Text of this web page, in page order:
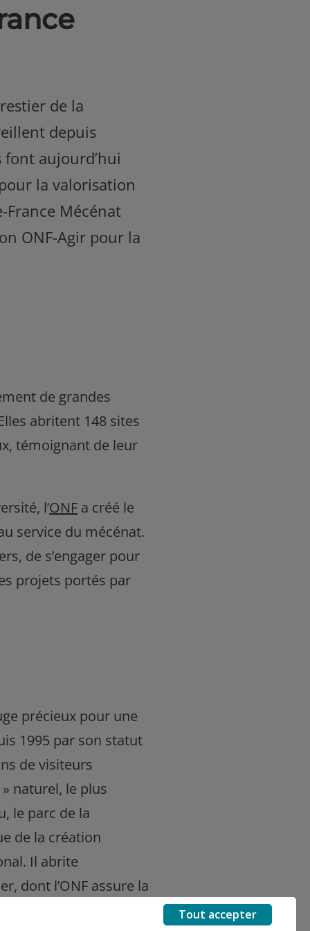
de la
depuis
aujourd’hui
la valorisation
Mécénat
ONF-Agir pour la
de grandes
abritent 148 sites
témoignant de leur
l’ONF a créé le
service du mécénat.
de s’engager pour
projets portés par
précieux pour une
1995 par son statut
de visiteurs
naturel, le plus
le parc de la
de la création
Il abrite
dont l’ONF assure la
Tout accepter